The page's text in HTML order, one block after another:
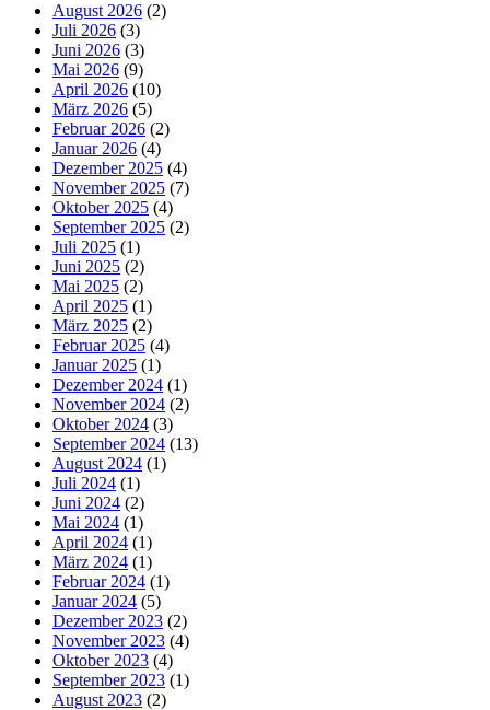
August 2026 (2)
Juli 2026 (3)
Juni 2026 (3)
Mai 2026 (9)
April 2026 (10)
März 2026 (5)
Februar 2026 (2)
Januar 2026 (4)
Dezember 2025 (4)
November 2025 (7)
Oktober 2025 (4)
September 2025 (2)
Juli 2025 (1)
Juni 2025 (2)
Mai 2025 (2)
April 2025 (1)
März 2025 (2)
Februar 2025 (4)
Januar 2025 (1)
Dezember 2024 (1)
November 2024 (2)
Oktober 2024 (3)
September 2024 (13)
August 2024 (1)
Juli 2024 (1)
Juni 2024 (2)
Mai 2024 (1)
April 2024 (1)
März 2024 (1)
Februar 2024 (1)
Januar 2024 (5)
Dezember 2023 (2)
November 2023 (4)
Oktober 2023 (4)
September 2023 (1)
August 2023 (2)